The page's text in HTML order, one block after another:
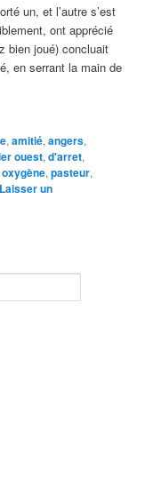
un, et l’autre s’est
ont apprécié
bien joué) concluait
en serrant la main de
,amitié,angers,
ouest,d'arret,
oxygène,pasteur,
Laisser un